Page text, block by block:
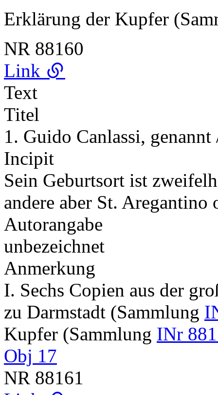
Erklärung der Kupfer
NR 88160
Link
Text
Titel
1. Guido Canlassi, genannt
Incipit
Sein Geburtsort ist
andere aber St.
Autorangabe
unbezeichnet
Anmerkung
I. Sechs Copien aus der
zu Darmstadt (Sammlung
Kupfer (Sammlung INr
Obj 17
NR 88161